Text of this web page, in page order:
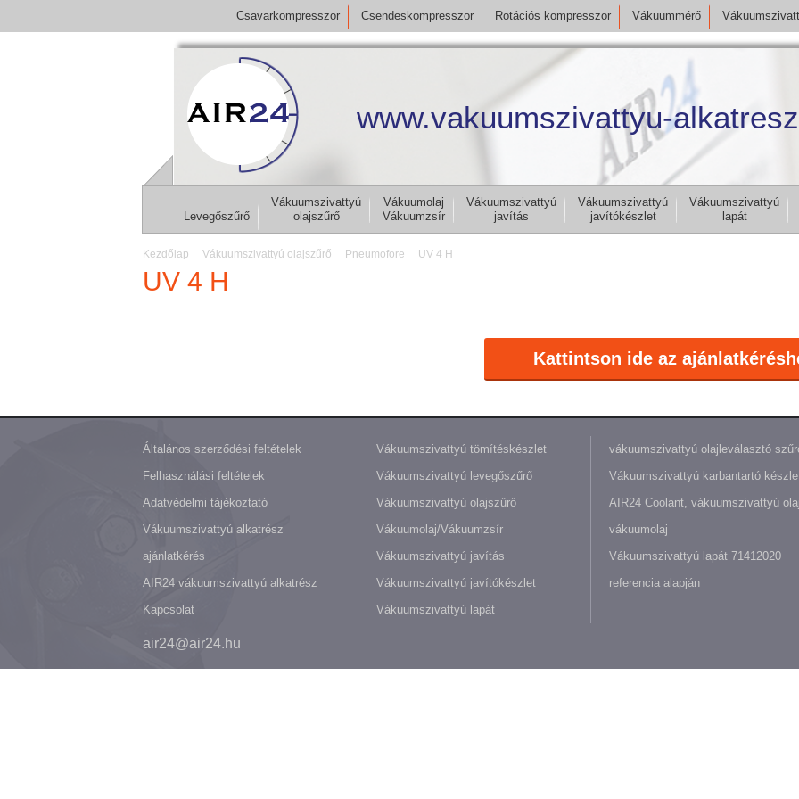
Csavarkompresszor Csendeskompresszor Rotációs kompresszor Vákuummérő
www.vakuumszivattyu-
Levegőszűrő
Vákuumszivattyú
olajszűrő
Vákuumolaj
Vákuumzsír
Vákuumszivattyú
javítás
Vákuumszivattyú
javítókészlet
Vákuumszivattyú
lapát
Kezdőlap Vákuumszivattyú olajszűrő Pneumofore UV 4 H
UV 4 H
Kattintson ide az
Általános szerződési feltételek
Felhasználási feltételek
Adatvédelmi tájékoztató
Vákuumszivattyú alkatrész
ajánlatkérés
AIR24 vákuumszivattyú alkatrész
Kapcsolat
Vákuumszivattyú tömítéskészlet
Vákuumszivattyú levegőszűrő
Vákuumszivattyú olajszűrő
Vákuumolaj/Vákuumzsír
Vákuumszivattyú javítás
Vákuumszivattyú javítókészlet
Vákuumszivattyú lapát
vákuumszivattyú olajleválasztó
Vákuumszivattyú karbantartó
AIR24 Coolant, vákuumszivattyú
vákuumolaj
Vákuumszivattyú lapát 71412020
referencia alapján
air24@air24.hu